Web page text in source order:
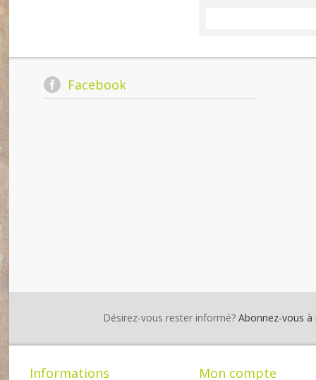
Facebook
Désirez-vous rester informé?Abonnez-vous à
Informations Mon compte